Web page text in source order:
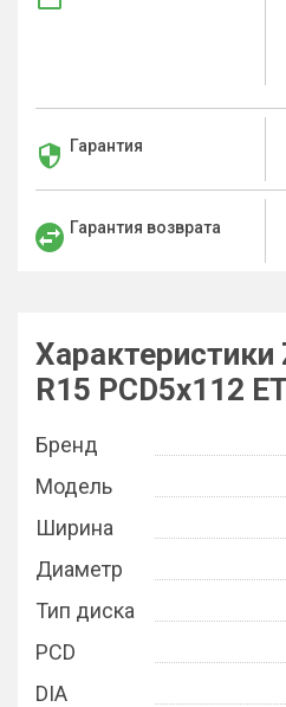
Гарантия
Гарантия возврата
Характеристики
R15 PCD5x112
Бренд
Модель
Ширина
Диаметр
Тип диска
PCD
DIA